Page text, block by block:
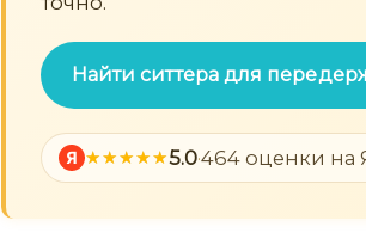
Найти ситтера для
Я 5.0·464 оценки на